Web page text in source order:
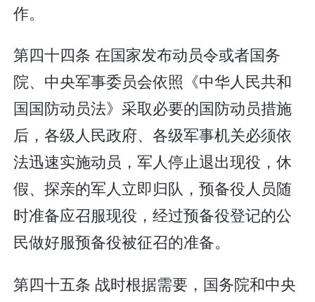
作。
第四十四条 在国家发布动员令或者国务
院、中央军事委员会依照《中华人民共和
国国防动员法》采取必要的国防动员措施
后，各级人民政府、各级军事机关必须依
法迅速实施动员，军人停止退出现役，休
假、探亲的军人立即归队，预备役人员随
时准备应召服现役，经过预备役登记的公
民做好服预备役被征召的准备。
第四十五条 战时根据需要，国务院和中央